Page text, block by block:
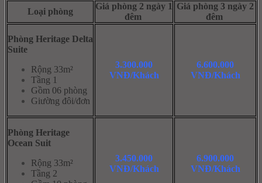
Loại phòng
Giá phòng 2 ngày 1
đêm
Giá phòng 3 ngày 2
đêm
Phòng Heritage Delta
Suite
Rộng 33m²
Tầng 1
Gồm 06 phòng
Giường đôi/đơn
3.300.000
VNĐ/Khách
6.600.000
VNĐ/Khách
Phòng Heritage
Ocean Suit
Rộng 33m²
Tầng 2
3.450.000
VNĐ/Khách
6.900.000
VNĐ/Khách